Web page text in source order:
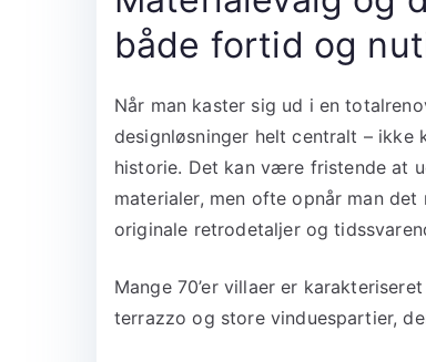
både fortid og
Når man kaster sig ud i en
designløsninger helt centralt –
historie. Det kan være fristende at
materialer, men ofte opnår man
originale retrodetaljer og
Mange 70’er villaer er
terrazzo og store vinduespartier,